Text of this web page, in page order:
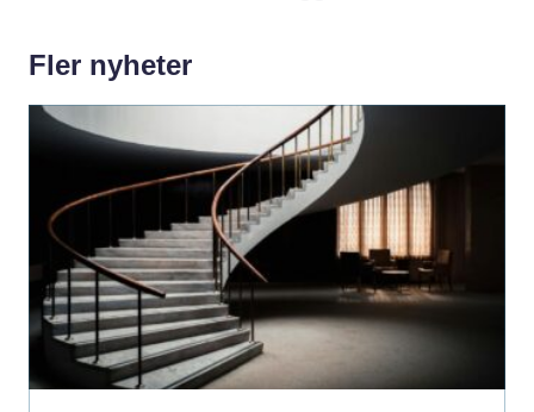
Fler nyheter